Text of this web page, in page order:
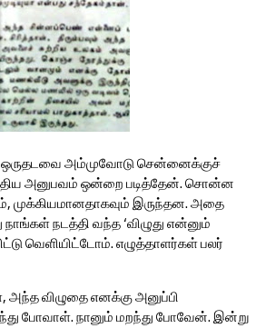
ஒருதடவை அம்முவோடு சென்னைக்குச்
அனுபவம் ஒன்றை படித்தேன். சொன்ன
முக்கியமானதாகவும் இருந்தன. அதை
நடத்தி வந்த ‘விழுது என்னும்
வெளியிட்டோம். எழுத்தாளர்கள் பலர்
அந்த விழுதை எனக்கு அனுப்பி
போவாள். நானும் மறந்து போவேன். இன்று